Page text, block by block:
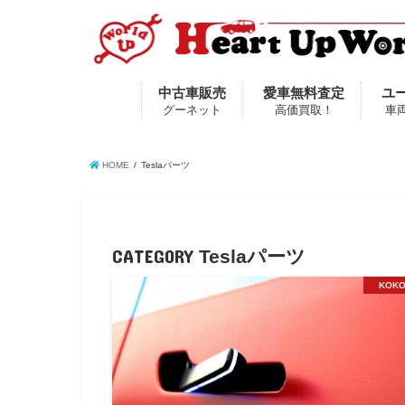
中古車販売
グーネット
愛車無料査定
高価買取！
ユ
車
HOME Teslaパーツ
CATEGORY Teslaパーツ